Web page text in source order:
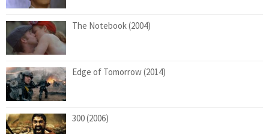
The Notebook (2004)
Edge of Tomorrow (2014)
300 (2006)